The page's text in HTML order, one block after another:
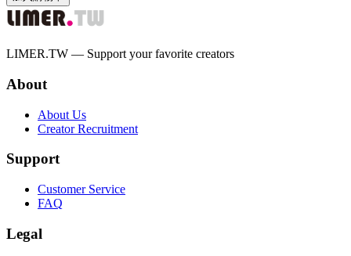
LIMER.TW — Support your favorite creators
About
About Us
Creator Recruitment
Support
Customer Service
FAQ
Legal